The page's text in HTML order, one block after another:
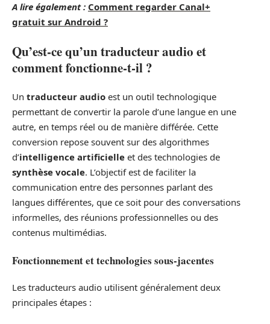
A lire également : Comment regarder Canal+
gratuit sur Android ?
Qu’est-ce qu’un traducteur audio et
comment fonctionne-t-il ?
Un traducteur audio est un outil technologique
permettant de convertir la parole d’une langue en une
autre, en temps réel ou de manière différée. Cette
conversion repose souvent sur des algorithmes
d’intelligence artificielle et des technologies de
synthèse vocale. L’objectif est de faciliter la
communication entre des personnes parlant des
langues différentes, que ce soit pour des conversations
informelles, des réunions professionnelles ou des
contenus multimédias.
Fonctionnement et technologies sous-jacentes
Les traducteurs audio utilisent généralement deux
principales étapes :